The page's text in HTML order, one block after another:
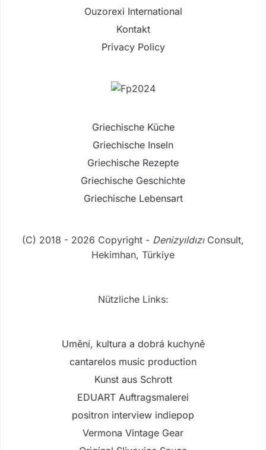
Ouzorexi International
Kontakt
Privacy Policy
Griechische Küche
Griechische Inseln
Griechische Rezepte
Griechische Geschichte
Griechische Lebensart
(C) 2018 - 2026 Copyright - DenizyıldızıConsult,
Hekimhan, Türkiye
Nützliche Links:
Umění, kultura a dobrá kuchyně
cantarelos music production
Kunst aus Schrott
EDUART Auftragsmalerei
positron interview indiepop
Vermona Vintage Gear